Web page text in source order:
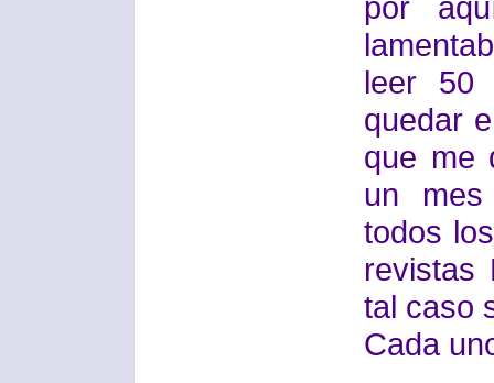
por
leer 50
quedar
que me
un
todos
revistas
tal caso
Cada